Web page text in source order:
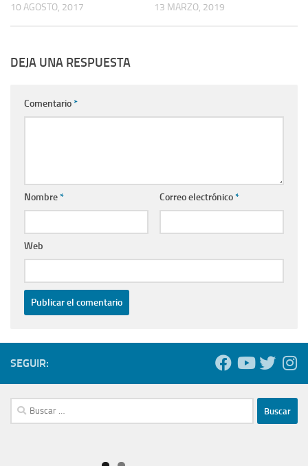
10 AGOSTO, 2017 13 MARZO, 2019
DEJA UNA RESPUESTA
Comentario*
Nombre* Correo electrónico*
Web
SEGUIR:
Buscar: